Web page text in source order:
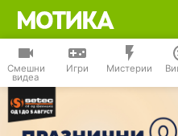
Смешни
видеа
Игри Мистерии